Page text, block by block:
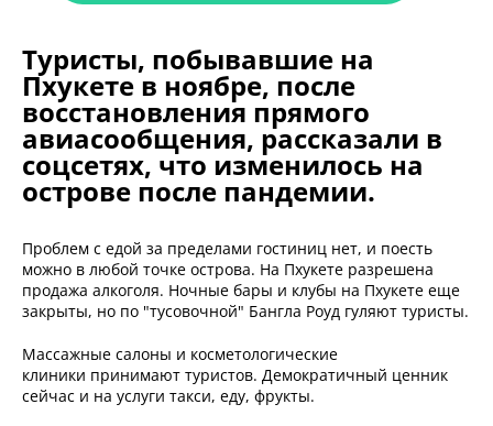
Туристы, побывавшие на
Пхукете в ноябре, после
восстановления прямого
авиасообщения, рассказали в
соцсетях, что изменилось на
острове после пандемии.
Проблем с едой за пределами гостиниц нет, и поесть
можно в любой точке острова. На Пхукете разрешена
продажа алкоголя. Ночные бары и клубы на Пхукете еще
закрыты, но по "тусовочной" Бангла Роуд гуляют туристы.
Массажные салоны и косметологические
клиники принимают туристов. Демократичный ценник
сейчас и на услуги такси, еду, фрукты.